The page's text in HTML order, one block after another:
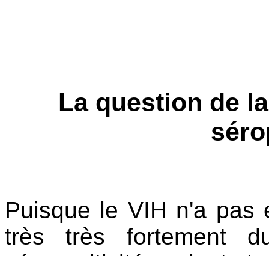
La question de
Puisque le VIH n'a pas
très très fortement